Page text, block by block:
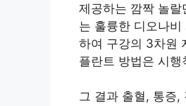
제공하는 깜짝 놀
는 훌륭한 디오나
하여 구강의 3차원
플란트 방법은 시
그 결과 출혈, 통증,